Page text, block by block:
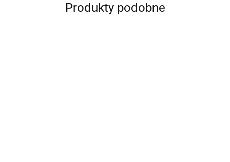
Produkty podobne